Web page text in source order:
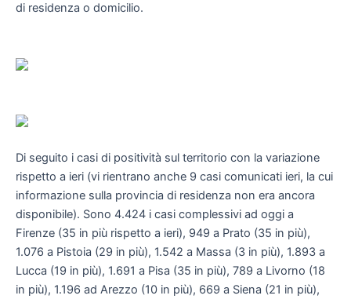
di residenza o domicilio.
Di seguito i casi di positività sul territorio con la variazione
rispetto a ieri (vi rientrano anche 9 casi comunicati ieri, la cui
informazione sulla provincia di residenza non era ancora
disponibile). Sono 4.424 i casi complessivi ad oggi a
Firenze (35 in più rispetto a ieri), 949 a Prato (35 in più),
1.076 a Pistoia (29 in più), 1.542 a Massa (3 in più), 1.893 a
Lucca (19 in più), 1.691 a Pisa (35 in più), 789 a Livorno (18
in più), 1.196 ad Arezzo (10 in più), 669 a Siena (21 in più),